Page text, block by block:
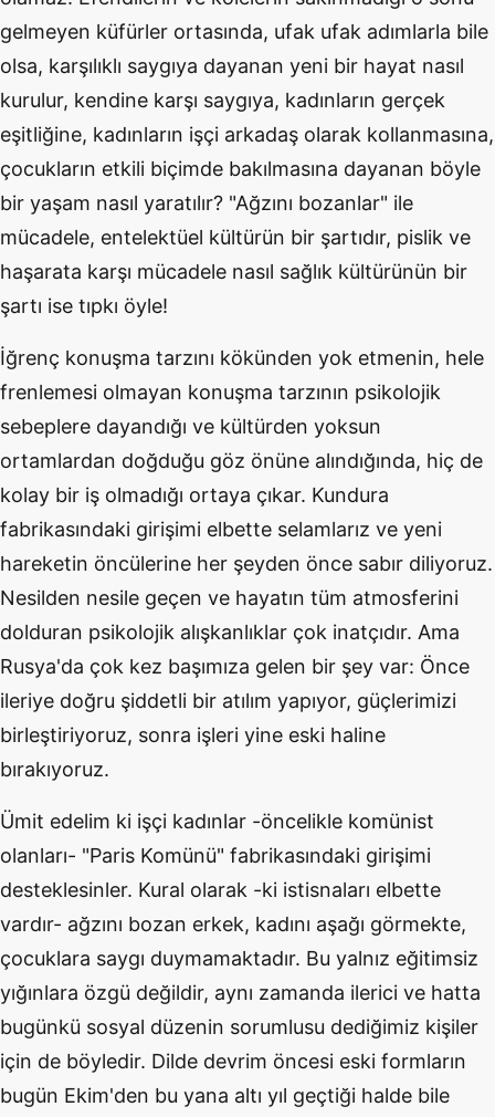
gelmeyen küfürler ortasında, ufak ufak adımlarla bile
olsa, karşılıklı saygıya dayanan yeni bir hayat nasıl
kurulur, kendine karşı saygıya, kadınların gerçek
eşitliğine, kadınların işçi arkadaş olarak kollanmasına,
çocukların etkili biçimde bakılmasına dayanan böyle
bir yaşam nasıl yaratılır? "Ağzını bozanlar" ile
mücadele, entelektüel kültürün bir şartıdır, pislik ve
haşarata karşı mücadele nasıl sağlık kültürünün bir
şartı ise tıpkı öyle!
İğrenç konuşma tarzını kökünden yok etmenin, hele
frenlemesi olmayan konuşma tarzının psikolojik
sebeplere dayandığı ve kültürden yoksun
ortamlardan doğduğu göz önüne alındığında, hiç de
kolay bir iş olmadığı ortaya çıkar. Kundura
fabrikasındaki girişimi elbette selamlarız ve yeni
hareketin öncülerine her şeyden önce sabır diliyoruz.
Nesilden nesile geçen ve hayatın tüm atmosferini
dolduran psikolojik alışkanlıklar çok inatçıdır. Ama
Rusya'da çok kez başımıza gelen bir şey var: Önce
ileriye doğru şiddetli bir atılım yapıyor, güçlerimizi
birleştiriyoruz, sonra işleri yine eski haline
bırakıyoruz.
Ümit edelim ki işçi kadınlar -öncelikle komünist
olanları- "Paris Komünü" fabrikasındaki girişimi
desteklesinler. Kural olarak -ki istisnaları elbette
vardır- ağzını bozan erkek, kadını aşağı görmekte,
çocuklara saygı duymamaktadır. Bu yalnız eğitimsiz
yığınlara özgü değildir, aynı zamanda ilerici ve hatta
bugünkü sosyal düzenin sorumlusu dediğimiz kişiler
için de böyledir. Dilde devrim öncesi eski formların
bugün Ekim'den bu yana altı yıl geçtiği halde bile